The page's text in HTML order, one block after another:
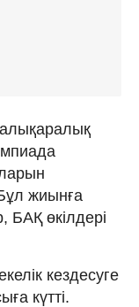
жиынға
БАҚ өкілдері
кездесуге
күтті.